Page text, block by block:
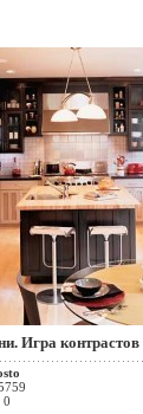
Игра контрастов
0